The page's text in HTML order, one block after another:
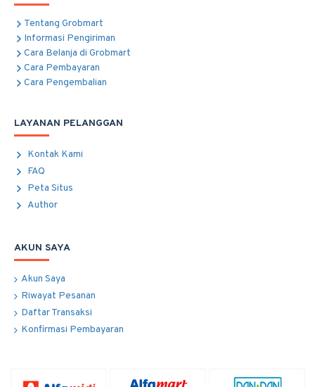
Tentang Grobmart
Informasi Pengiriman
Cara Belanja di Grobmart
Cara Pembayaran
Cara Pengembalian
LAYANAN PELANGGAN
Kontak Kami
FAQ
Peta Situs
Author
AKUN SAYA
Akun Saya
Riwayat Pesanan
Daftar Transaksi
Konfirmasi Pembayaran